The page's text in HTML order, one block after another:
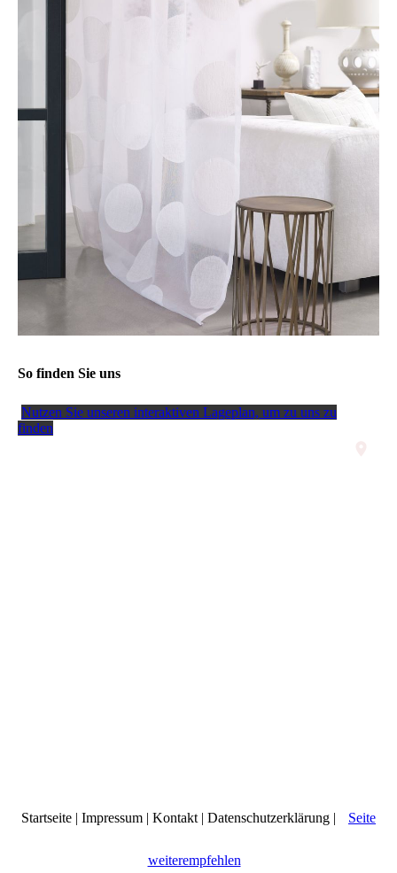
So finden Sie uns
Nutzen Sie unseren interaktiven La­ge­plan, um zu uns zu
finden
Startseite | Impressum | Kontakt| Datenschutzerklärung | Seite
weiterempfehlen